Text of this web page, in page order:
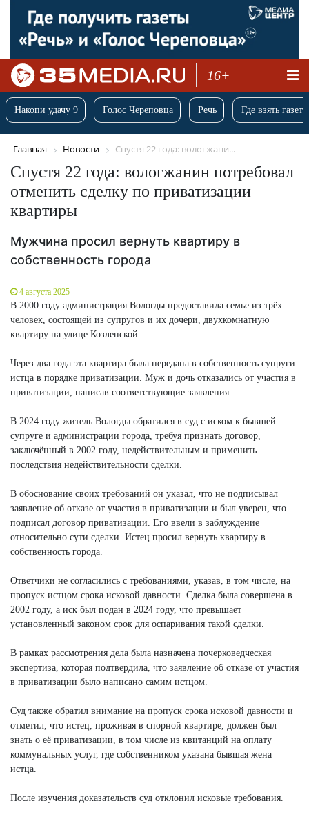
16+
Накопи удачу 9 Голос Череповца Речь Где взять
Главная Новости Спустя 22 года: вологжани...
Спустя 22 года: вологжанин потребовал
отменить сделку по приватизации
квартиры
Мужчина просил вернуть квартиру в
собственность города
4 августа 2025
В 2000 году администрация Вологды предоставила семье из трёх
человек, состоящей из супругов и их дочери, двухкомнатную
квартиру на улице Козленской.
Через два года эта квартира была передана в собственность супруги
истца в порядке приватизации. Муж и дочь отказались от участия в
приватизации, написав соответствующие заявления.
В 2024 году житель Вологды обратился в суд с иском к бывшей
супруге и администрации города, требуя признать договор,
заключённый в 2002 году, недействительным и применить
последствия недействительности сделки.
В обоснование своих требований он указал, что не подписывал
заявление об отказе от участия в приватизации и был уверен, что
подписал договор приватизации. Его ввели в заблуждение
относительно сути сделки. Истец просил вернуть квартиру в
собственность города.
Ответчики не согласились с требованиями, указав, в том числе, на
пропуск истцом срока исковой давности. Сделка была совершена в
2002 году, а иск был подан в 2024 году, что превышает
установленный законом срок для оспаривания такой сделки.
В рамках рассмотрения дела была назначена почерковедческая
экспертиза, которая подтвердила, что заявление об отказе от участия
в приватизации было написано самим истцом.
Суд также обратил внимание на пропуск срока исковой давности и
отметил, что истец, проживая в спорной квартире, должен был
знать о её приватизации, в том числе из квитанций на оплату
коммунальных услуг, где собственником указана бывшая жена
истца.
После изучения доказательств суд отклонил исковые требования.